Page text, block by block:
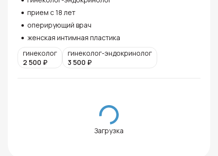
прием с 18 лет
оперирующий врач
женская интимная пластика
гинеколог
2 500 ₽
гинеколог-эндокринолог
3 500 ₽
Загрузка